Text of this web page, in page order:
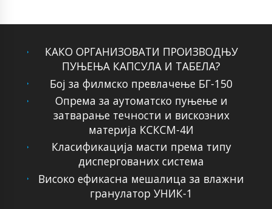
КАКО ОРГАНИЗОВАТИ ПРОИЗВОДЊУ
ПУЊЕЊА КАПСУЛА И ТАБЕЛА?
Бој за филмско превлачење БГ-150
Опрема за аутоматско пуњење и
затварање течности и вискозних
материја КСКСМ-4И
Класификација масти према типу
диспергованих система
Високо ефикасна мешалица за влажни
гранулатор УНИК-1